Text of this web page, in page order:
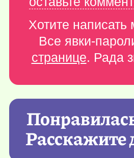
Хотите написать
Все явки-
странице. Рада
Расскажите